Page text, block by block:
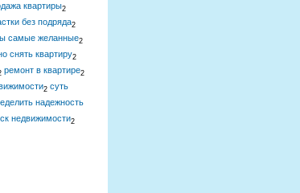
квартиры2
без подряда2
самые желанные2
снять квартиру2
ремонт в квартире2
2 суть
надежность
недвижимости2